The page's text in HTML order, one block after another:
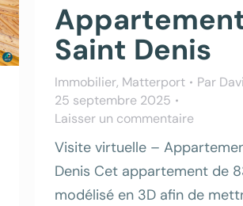
Saint Denis
Immobilier, Matterport Par
25 septembre 2025
Laisser un commentaire
Visite virtuelle –
Denis Cet appartement de
modélisé en 3D afin de